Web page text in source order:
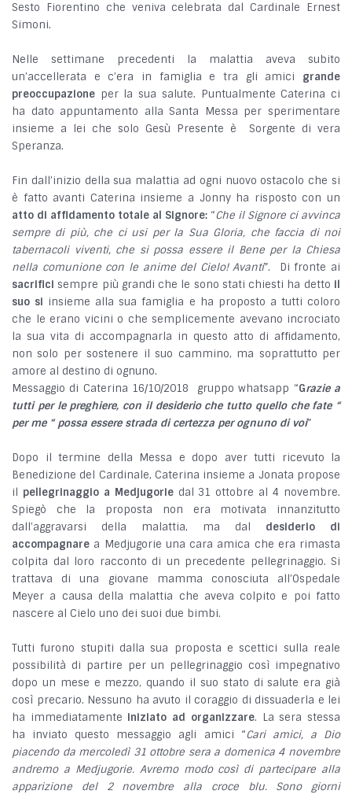
Sesto Fiorentino che veniva celebrata dal Cardinale Ernest
Simoni.
Nelle settimane precedenti la malattia aveva subito
un’accellerata e c’era in famiglia e tra gli amici grande
preoccupazione per la sua salute. Puntualmente Caterina ci
ha dato appuntamento alla Santa Messa per sperimentare
insieme a lei che solo Gesù Presente è Sorgente di vera
Speranza.
Fin dall’inizio della sua malattia ad ogni nuovo ostacolo che si
è fatto avanti Caterina insieme a Jonny ha risposto con un
atto di affidamento totale al Signore: “Che il Signore ci avvinca
sempre di più, che ci usi per la Sua Gloria, che faccia di noi
tabernacoli viventi, che si possa essere il Bene per la Chiesa
nella comunione con le anime del Cielo! Avanti”. Di fronte ai
sacrifici sempre più grandi che le sono stati chiesti ha detto il
suo si insieme alla sua famiglia e ha proposto a tutti coloro
che le erano vicini o che semplicemente avevano incrociato
la sua vita di accompagnarla in questo atto di affidamento,
non solo per sostenere il suo cammino, ma soprattutto per
amore al destino di ognuno.
Messaggio di Caterina 16/10/2018 gruppo whatsapp “Grazie a
tutti per le preghiere, con il desiderio che tutto quello che fate “
per me “ possa essere strada di certezza per ognuno di voi”
Dopo il termine della Messa e dopo aver tutti ricevuto la
Benedizione del Cardinale, Caterina insieme a Jonata propose
il pellegrinaggio a Medjugoriedal 31 ottobre al 4 novembre.
Spiegò che la proposta non era motivata innanzitutto
dall’aggravarsi della malattia, ma dal desiderio di
accompagnare a Medjugorie una cara amica che era rimasta
colpita dal loro racconto di un precedente pellegrinaggio. Si
trattava di una giovane mamma conosciuta all’Ospedale
Meyer a causa della malattia che aveva colpito e poi fatto
nascere al Cielo uno dei suoi due bimbi.
Tutti furono stupiti dalla sua proposta e scettici sulla reale
possibilità di partire per un pellegrinaggio così impegnativo
dopo un mese e mezzo, quando il suo stato di salute era già
così precario. Nessuno ha avuto il coraggio di dissuaderla e lei
ha immediatamente iniziato ad organizzare. La sera stessa
ha inviato questo messaggio agli amici “Cari amici, a Dio
piacendo da mercoledì 31 ottobre sera a domenica 4 novembre
andremo a Medjugorie. Avremo modo così di partecipare alla
apparizione del 2 novembre alla croce blu. Sono giorni